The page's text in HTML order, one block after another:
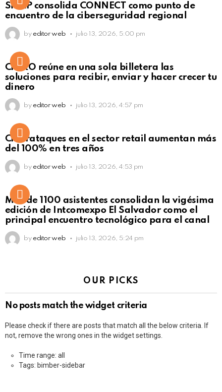
Click to view this post
SISAP consolida CONNECT como punto de
encuentro de la ciberseguridad regional
by editor web julio 13, 2026, 5:00 pm
Not Safe For Work
Click to view this post
CiNKO reúne en una sola billetera las
soluciones para recibir, enviar y hacer crecer tu
dinero
by editor web julio 13, 2026, 4:57 pm
Ciberataques en el sector retail aumentan más
del 100% en tres años
by editor web julio 13, 2026, 4:53 pm
Más de 1100 asistentes consolidan la vigésima
edición de Intcomexpo El Salvador como el
principal encuentro tecnológico para el canal
by editor web julio 13, 2026, 5:24 pm
OUR PICKS
No posts match the widget criteria
Please check if there are posts that match all the below criteria. If
not, remove the wrong ones in the widget settings.
Time range: all
Tags: bimber-sidebar